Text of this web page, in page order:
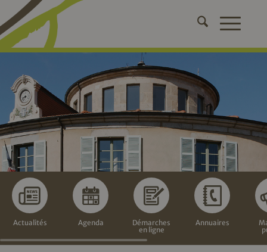
Actualités Agenda
Démarches
en ligne
Annuaires